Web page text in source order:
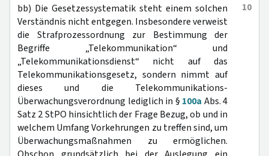
10
bb) Die Gesetzessystematik steht einem solchen
Verständnis nicht entgegen. Insbesondere verweist
die Strafprozessordnung zur Bestimmung der
Begriffe „Telekommunikation“ und
„Telekommunikationsdienst“ nicht auf das
Telekommunikationsgesetz, sondern nimmt auf
dieses und die Telekommunikations-
Überwachungsverordnung lediglich in § 100a Abs. 4
Satz 2 StPO hinsichtlich der Frage Bezug, ob und in
welchem Umfang Vorkehrungen zu treffen sind, um
Überwachungsmaßnahmen zu ermöglichen.